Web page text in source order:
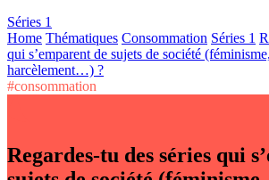
Séries 1
Home Thématiques Consommation Séries 1
qui s’emparent de sujets de société
harcèlement…) ?
#consommation
Regardes-tu des séries qui